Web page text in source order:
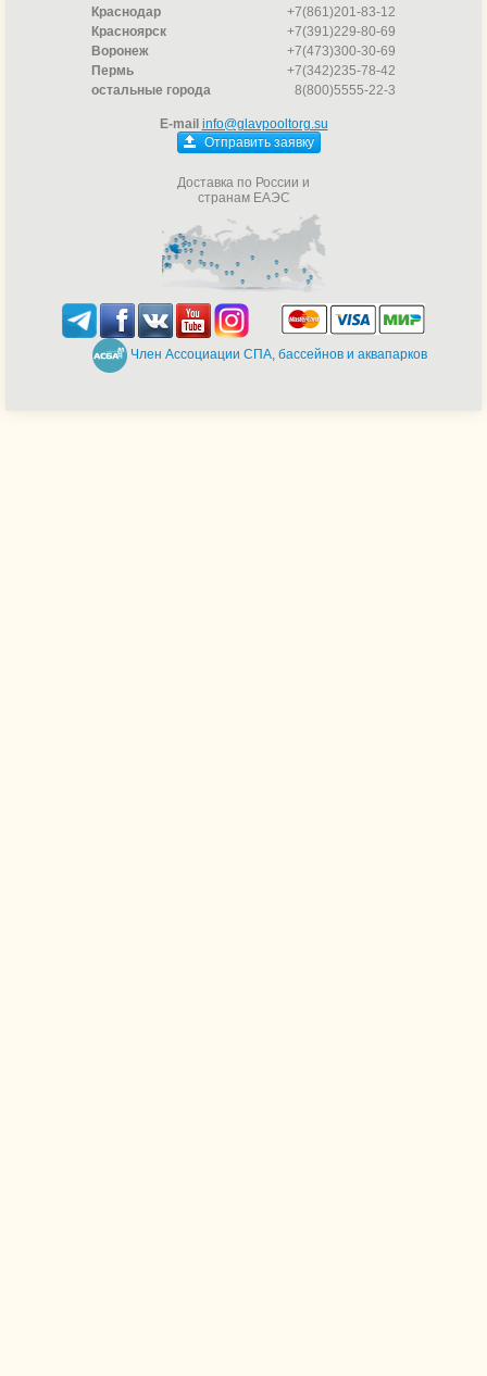
Краснодар
+7(861)201-83-12
Красноярск
+7(391)229-80-69
Воронеж
+7(473)300-30-69
Пермь
+7(342)235-78-42
остальные города
8(800)5555-22-3
E-mail info@glavpooltorg.su
Отправить заявку
Доставка по России и
странам ЕАЭС
Член Ассоциации СПА, бассейнов и аквапарков